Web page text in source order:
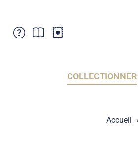
Points de vente
Sociétés de collectionneurs
Abonnement
Archives des timbrage
COLLECTIONNER
Accueil